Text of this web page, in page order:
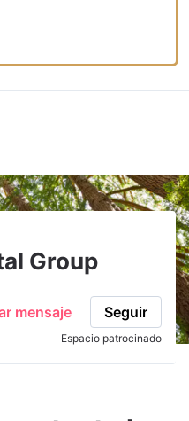
Group
mensaje Seguir
Espacio patrocinado